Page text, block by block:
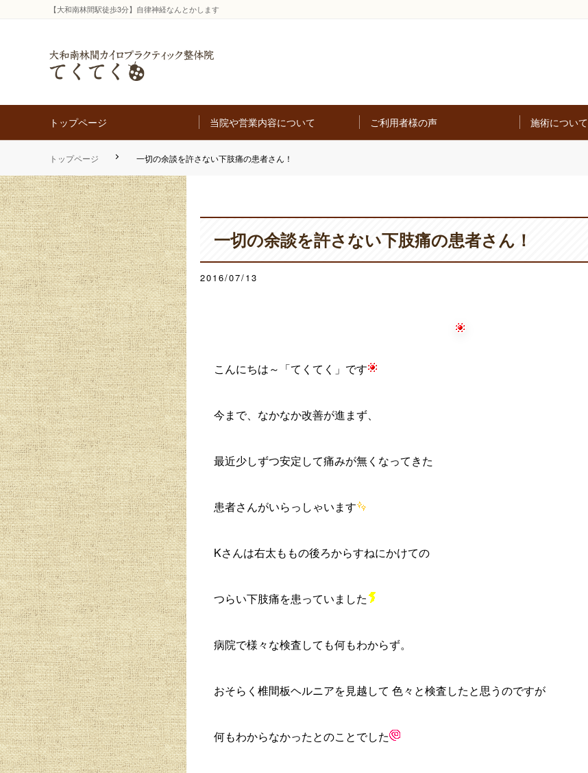
【大和南林間駅徒歩3分】自律神経なんとかします
トップページ 当院や営業内容について ご利用者様の声 施術について
トップページ 一切の余談を許さない下肢痛の患者さん！
一切の余談を許さない下肢痛の患者さん！
2016/07/13
こんにちは～「てくてく」です
今まで、なかなか改善が進まず、
最近少しずつ安定して痛みが無くなってきた
患者さんがいらっしゃいます
Kさんは右太ももの後ろからすねにかけての
つらい下肢痛を患っていました
病院で様々な検査しても何もわからず。
おそらく椎間板ヘルニアを見越して 色々と検査したと思うのですが
何もわからなかったとのことでした